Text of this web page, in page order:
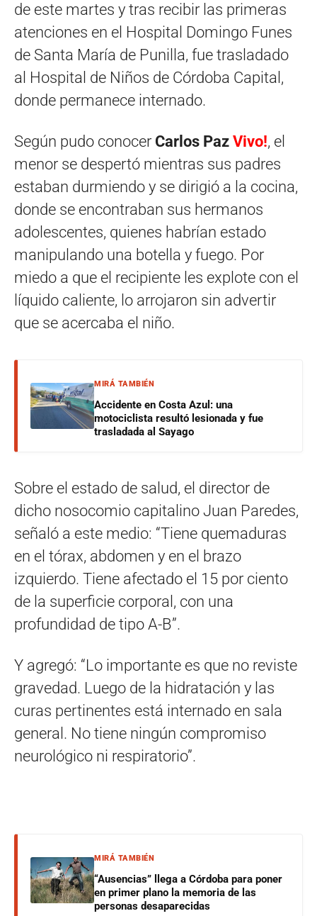
de este martes y tras recibir las primeras
atenciones en el Hospital Domingo Funes
de Santa María de Punilla, fue trasladado
al Hospital de Niños de Córdoba Capital,
donde permanece internado.
Según pudo conocer Carlos Paz Vivo!, el
menor se despertó mientras sus padres
estaban durmiendo y se dirigió a la cocina,
donde se encontraban sus hermanos
adolescentes, quienes habrían estado
manipulando una botella y fuego. Por
miedo a que el recipiente les explote con el
líquido caliente, lo arrojaron sin advertir
que se acercaba el niño.
MIRÁ TAMBIÉN
Accidente en Costa Azul: una
motociclista resultó lesionada y fue
trasladada al Sayago
Sobre el estado de salud, el director de
dicho nosocomio capitalino Juan Paredes,
señaló a este medio: “Tiene quemaduras
en el tórax, abdomen y en el brazo
izquierdo. Tiene afectado el 15 por ciento
de la superficie corporal, con una
profundidad de tipo A-B”.
Y agregó: “Lo importante es que no reviste
gravedad. Luego de la hidratación y las
curas pertinentes está internado en sala
general. No tiene ningún compromiso
neurológico ni respiratorio”.
MIRÁ TAMBIÉN
“Ausencias” llega a Córdoba para poner
en primer plano la memoria de las
personas desaparecidas